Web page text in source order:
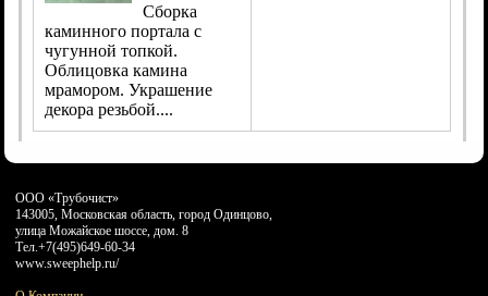
Сборка
каминного портала с
чугунной топкой.
Облицовка камина
мрамором. Украшение
декора резьбой....
ООО «Трубочист»
143005, Московская область, город Одинцово,
улица Можайское шоссе, дом. 8
Тел.+7(495)649-60-34
www.sweephelp.ru/